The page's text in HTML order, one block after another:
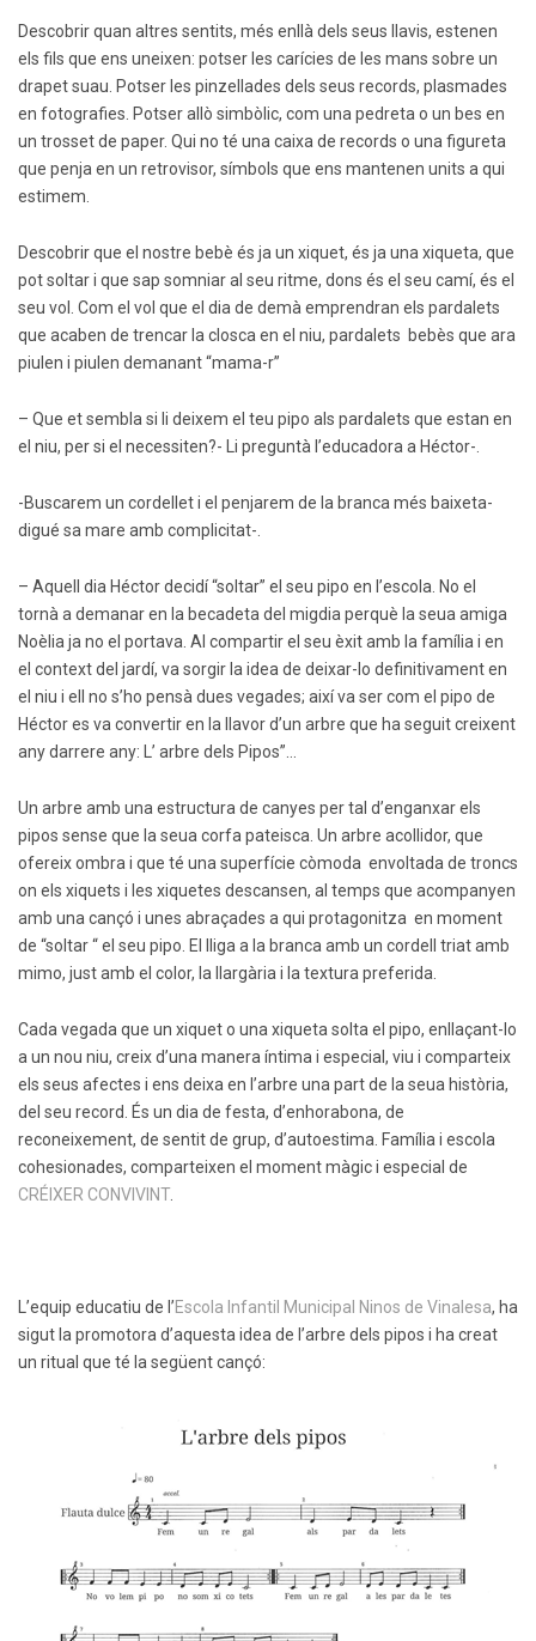
Descobrir quan altres sentits, més enllà dels seus llavis, estenen
els fils que ens uneixen: potser les carícies de les mans sobre un
drapet suau. Potser les pinzellades dels seus records, plasmades
en fotografies. Potser allò simbòlic, com una pedreta o un bes en
un trosset de paper. Qui no té una caixa de records o una figureta
que penja en un retrovisor, símbols que ens mantenen units a qui
estimem.
Descobrir que el nostre bebè és ja un xiquet, és ja una xiqueta, que
pot soltar i que sap somniar al seu ritme, dons és el seu camí, és el
seu vol. Com el vol que el dia de demà emprendran els pardalets
que acaben de trencar la closca en el niu, pardalets bebès que ara
piulen i piulen demanant “mama-r”
– Que et sembla si li deixem el teu pipo als pardalets que estan en
el niu, per si el necessiten?- Li preguntà l’educadora a Héctor-.
-Buscarem un cordellet i el penjarem de la branca més baixeta-
digué sa mare amb complicitat-.
– Aquell dia Héctor decidí “soltar” el seu pipo en l’escola. No el
tornà a demanar en la becadeta del migdia perquè la seua amiga
Noèlia ja no el portava. Al compartir el seu èxit amb la família i en
el context del jardí, va sorgir la idea de deixar-lo definitivament en
el niu i ell no s’ho pensà dues vegades; així va ser com el pipo de
Héctor es va convertir en la llavor d’un arbre que ha seguit creixent
any darrere any: L’ arbre dels Pipos”…
Un arbre amb una estructura de canyes per tal d’enganxar els
pipos sense que la seua corfa pateisca. Un arbre acollidor, que
ofereix ombra i que té una superfície còmoda envoltada de troncs
on els xiquets i les xiquetes descansen, al temps que acompanyen
amb una cançó i unes abraçades a qui protagonitza en moment
de “soltar “ el seu pipo. El lliga a la branca amb un cordell triat amb
mimo, just amb el color, la llargària i la textura preferida.
Cada vegada que un xiquet o una xiqueta solta el pipo, enllaçant-lo
a un nou niu, creix d’una manera íntima i especial, viu i comparteix
els seus afectes i ens deixa en l’arbre una part de la seua història,
del seu record. És un dia de festa, d’enhorabona, de
reconeixement, de sentit de grup, d’autoestima. Família i escola
cohesionades, comparteixen el moment màgic i especial de
CRÉIXER CONVIVINT.
L’equip educatiu de l’Escola Infantil Municipal Ninos de Vinalesa, ha
sigut la promotora d’aquesta idea de l’arbre dels pipos i ha creat
un ritual que té la següent cançó: